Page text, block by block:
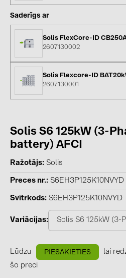
RAŽOTĀJI
ABB (21)
AIKO Solar (2)
BAKS (51)
BUDMAT (6)
EVOPIPES (7)
GROMTOR (32)
HUAWEI (53)
JAsolar (6)
LEADER (6)
NOVOTEGRA (315)
Saderīgs ar
Solis FlexCore-ID
2607130002
Solis Flexcore-ID
2607130001
Solis S6 125kW (3-
battery) AFCI
Ražotājs Solis
Preces nr. S6EH3P125K10NVYD
Svītrkods S6EH3P125K10NVYD
Variācijas Solis S6 125kW (3-
Lūdzu PIESAKIETIES
lai
šo preci